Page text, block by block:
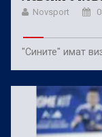
Novsport
"Сините" имат